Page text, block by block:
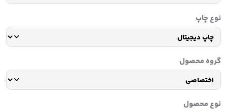
نوع چاپ
گروه محصول
نوع محصول